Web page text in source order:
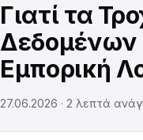
Γιατί τα
Δεδομένων
Εμπορική
27.06.2026 · 2 λεπτά